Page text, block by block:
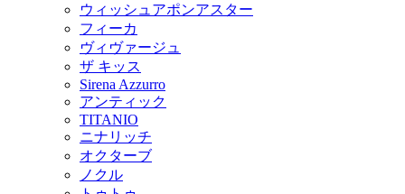
ウィッシュアポンアスター
フィーカ
ヴィヴァージュ
ザ キッス
Sirena Azzurro
アンティック
TITANIO
ニナリッチ
オクターブ
ノクル